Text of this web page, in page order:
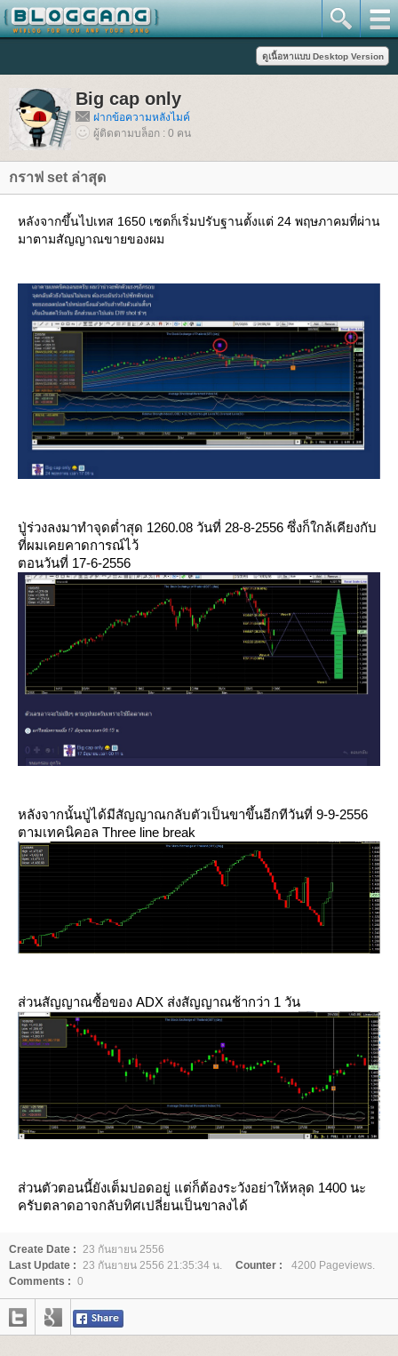
Big cap only
ฝากข้อความหลังไมค์
ผู้ติดตามบล็อก : 0 คน
กราฟ set ล่าสุด
หลังจากขึ้นไปเทส 1650 เซตก็เริ่มปรับฐานตั้งแต่ 24 พฤษภาคมที่ผ่าน
มาตามสัญญาณขายของผม
ปู่ร่วงลงมาทำจุดต่ำสุด 1260.08 วันที่ 28-8-2556 ซึ่งก็ใกล้เคียงกับ
ที่ผมเคยคาดการณ์ไว้
ตอนวันที่ 17-6-2556
หลังจากนั้นปู่ได้มีสัญญาณกลับตัวเป็นขาขึ้นอีกทีวันที่ 9-9-2556
ตามเทคนิคอล Three line break
ส่วนสัญญาณซื้อของ ADX ส่งสัญญาณช้ากว่า 1 วัน
ส่วนตัวตอนนี้ยังเต็มปอดอยู่ แต่ก็ต้องระวังอย่าให้หลุด 1400 นะ
ครับตลาดอาจกลับทิศเปลี่ยนเป็นขาลงได้
Create Date : 23 กันยายน 2556
Last Update : 23 กันยายน 2556 21:35:34 น. Counter :
4200 Pageviews.
Comments : 0